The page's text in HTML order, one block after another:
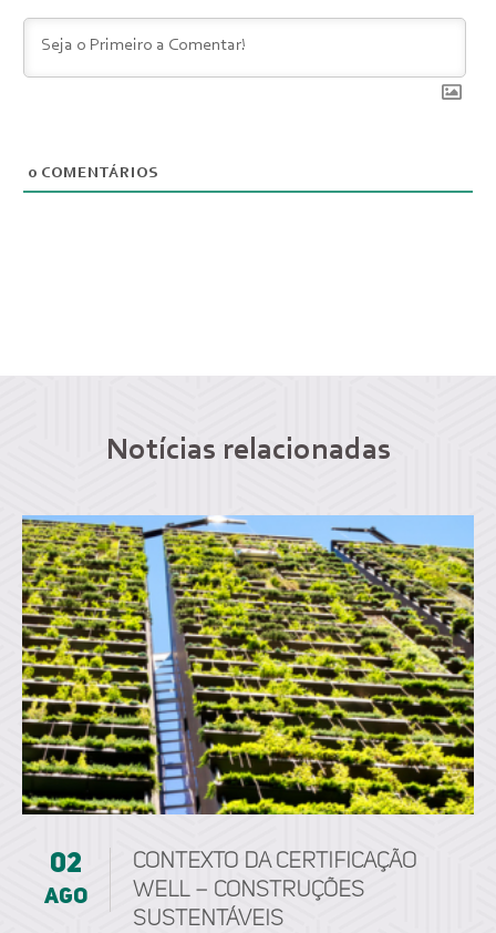
0 COMENTÁRIOS
Notícias relacionadas
02
ago
CONTEXTO DA CERTIFICAÇÃO
WELL – CONSTRUÇÕES
SUSTENTÁVEIS